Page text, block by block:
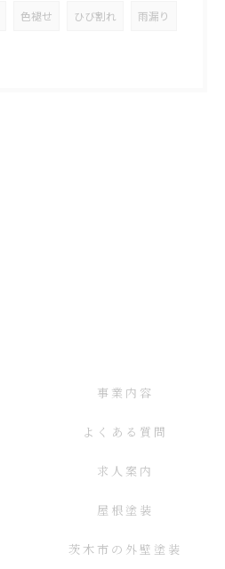
色褪せ ひび割れ 雨漏り
事業内容
よくある質問
求人案内
屋根塗装
茨木市の外壁塗装